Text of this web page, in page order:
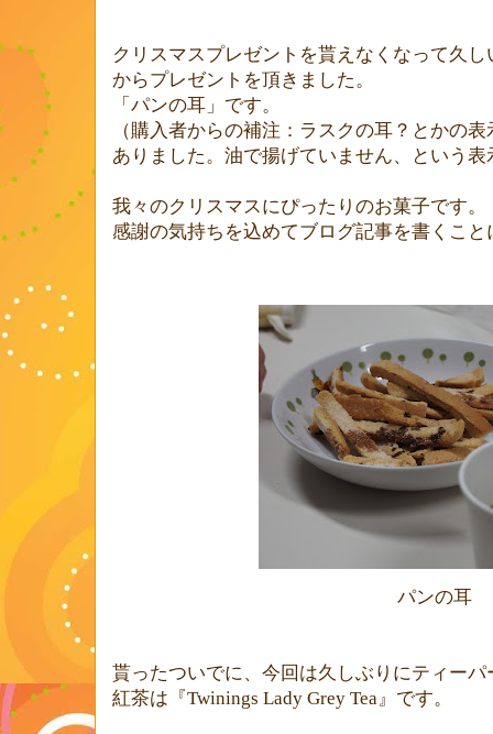
クリスマスプレゼントを貰えなくなって久
からプレゼントを頂きました。
「パンの耳」です。
（購入者からの補注：ラスクの耳？とかの
ありました。油で揚げていません、という
我々のクリスマスにぴったりのお菓子です。
感謝の気持ちを込めてブログ記事を書くこと
パンの耳
貰ったついでに、今回は久しぶりにティー
紅茶は『Twinings Lady Grey Tea』です。